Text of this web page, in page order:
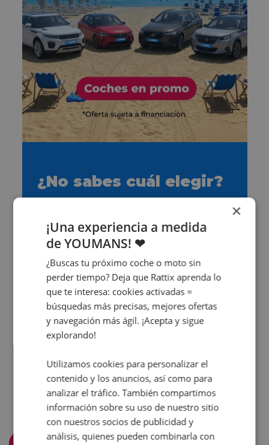
¿No sabes cuál elegir?
¡Contáctanos ya!
×
¡Una experiencia a medida
de YOUMANS! ❤
¿Buscas tu próximo coche o moto sin
perder tiempo? Deja que Rattix aprenda lo
que te interesa: cookies activadas =
búsquedas más precisas, mejores ofertas
y navegación más ágil. ¡Acepta y sigue
explorando!
Utilizamos cookies para personalizar el
contenido y los anuncios, así como para
analizar el tráfico. También compartimos
información sobre su uso de nuestro sitio
con nuestros socios de publicidad y
análisis, quienes pueden combinarla con